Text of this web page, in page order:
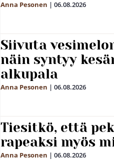
Anna Pesonen | 06.08.2026
Siivuta
näin syntyy
alkupala
Anna Pesonen | 06.08.2026
Tiesitkö, että
rapeaksi myös
Anna Pesonen | 06.08.2026